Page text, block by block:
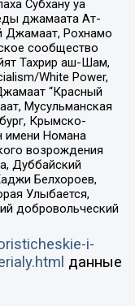
Субхану уа
джамаата Ат-
Джамаат, Рохнамо
сообщество
Тахрир аш-Шам,
White Power,
“Красный
Мусульманская
Крымско-
имени Номана
возрождения
Дуббайский
Белхороев,
Улыбается,
добровольческий
i-
данные